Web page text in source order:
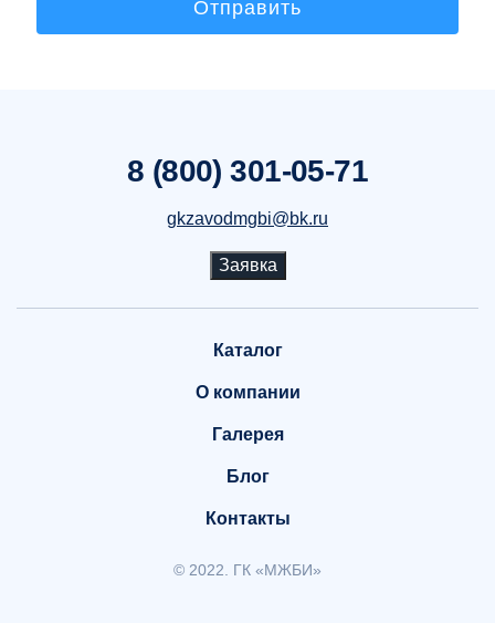
8 (800) 301-05-71
gkzavodmgbi@bk.ru
Заявка
Каталог
О компании
Галерея
Блог
Контакты
© 2022. ГК «МЖБИ»